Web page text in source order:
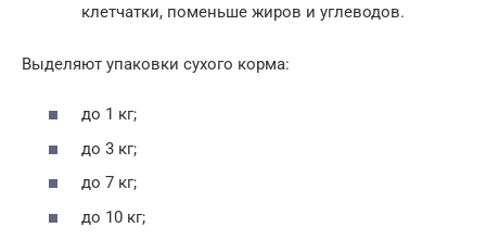
клетчатки, поменьше жиров и углеводов.
Выделяют упаковки сухого корма:
до 1 кг;
до 3 кг;
до 7 кг;
до 10 кг;